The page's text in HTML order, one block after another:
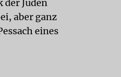
der Juden
aber ganz
eines